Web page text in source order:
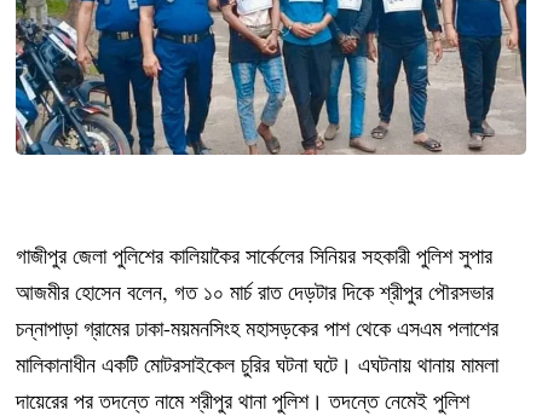
গাজীপুর জেলা পুলিশের কালিয়াকৈর সার্কেলের সিনিয়র সহকারী পুলিশ সুপার
আজমীর হোসেন বলেন, গত ১০ মার্চ রাত দেড়টার দিকে শ্রীপুর পৌরসভার
চন্নাপাড়া গ্রামের ঢাকা-ময়মনসিংহ মহাসড়কের পাশ থেকে এসএম পলাশের
মালিকানাধীন একটি মোটরসাইকেল চুরির ঘটনা ঘটে। এঘটনায় থানায় মামলা
দায়েরের পর তদন্তে নামে শ্রীপুর থানা পুলিশ। তদন্তে নেমেই পুলিশ